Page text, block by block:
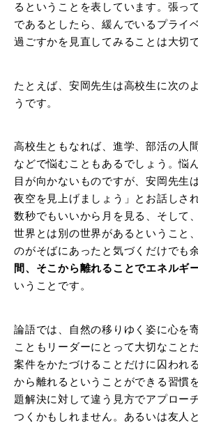
るということを表しています。張っ
であるとしたら、緩んでいるプライ
過ごすかを見直してみることは大切で
たとえば、安岡先生は高校生に次の
うです。
高校生ともなれば、進学、部活の人
などで悩むこともあるでしょう。悩
目が向かないものですが、安岡先生
夜空を見上げましょう」とお話しさ
数秒でもいいから月を見る、そして
世界とは別の世界があるということ
のがそばにあったと気づくだけでも
間、そこから離れることでエネルギ
いうことです。
論語では、自然の移りゆく姿に心を
こともリーダーにとって大切なこと
案件をかたづけることだけに囚われ
から離れるということができる習慣
題解決に対して違う見方でアプロー
つくかもしれません。あるいは友人